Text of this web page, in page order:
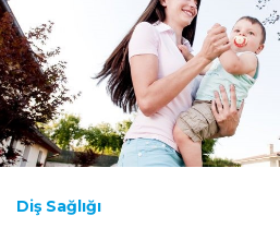
Diş Sağlığı